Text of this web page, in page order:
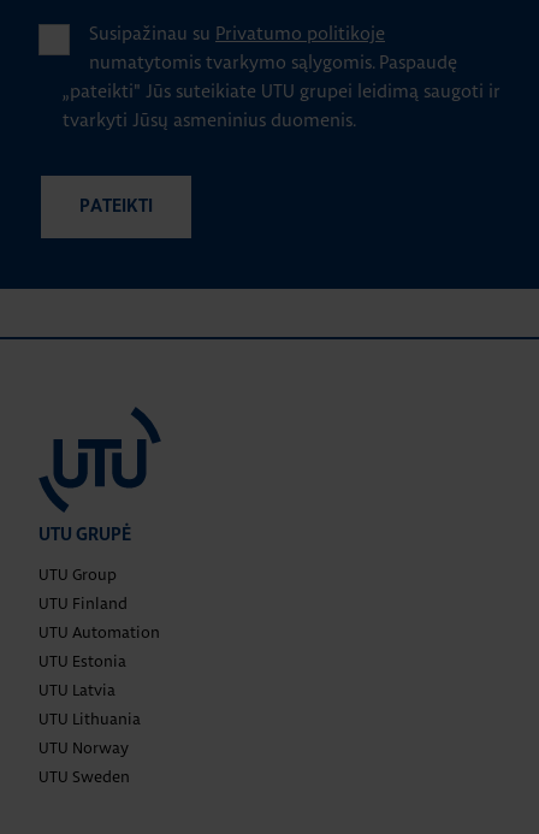
Susipažinau su Privatumo politikoje
numatytomis tvarkymo sąlygomis. Paspaudę
„pateikti" Jūs suteikiate UTU grupei leidimą saugoti ir
tvarkyti Jūsų asmeninius duomenis.
UTU GRUPĖ
UTU Group
UTU Finland
UTU Automation
UTU Estonia
UTU Latvia
UTU Lithuania
UTU Norway
UTU Sweden